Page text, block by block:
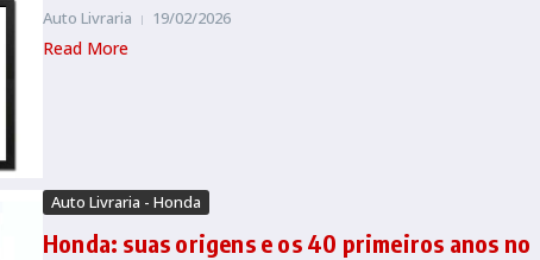
Auto Livraria 19/02/2026
Read More
Auto Livraria - Honda
Honda: suas origens e os 40 primeiros anos no